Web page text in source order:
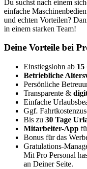
Du suchst nach einem
einfache
und echten Vorteilen?
in einem starken Team!
Deine Vorteile bei
Einstiegslohn ab 15
Betriebliche
Persönliche
Transparente &
Einfache
Ggf.
Bis zu 30 Tage
Mitarbeiter-App
Bonus für das
Gratulations-
Mit Pro Personal
an Deiner Seite.